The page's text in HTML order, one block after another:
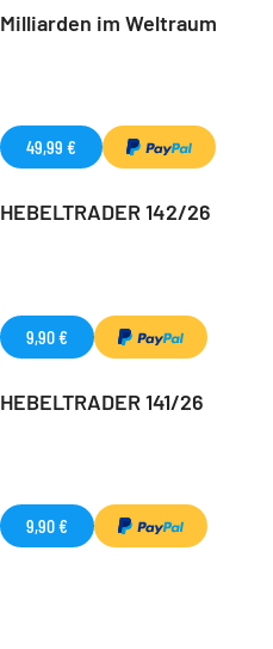
Milliarden im Weltraum
49,99 €
HEBELTRADER 142/26
9,90 €
HEBELTRADER 141/26
9,90 €